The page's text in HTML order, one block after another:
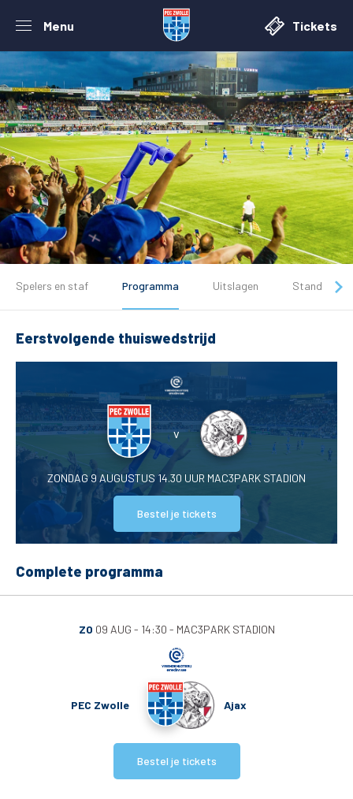
Menu Tickets
De club
Tickets
Matchdays
Teams
Supporters
MVO & Regio
Fanshop
Spelers en staf Programma Uitslagen Stand
Eerstvolgende thuiswedstrijd
v
ZONDAG 9 AUGUSTUS 14.30 UUR MAC3PARK STADION
Bestel je tickets
Complete programma
ZO 09 AUG - 14:30 MAC3PARK STADION
PEC Zwolle Ajax
Bestel je tickets